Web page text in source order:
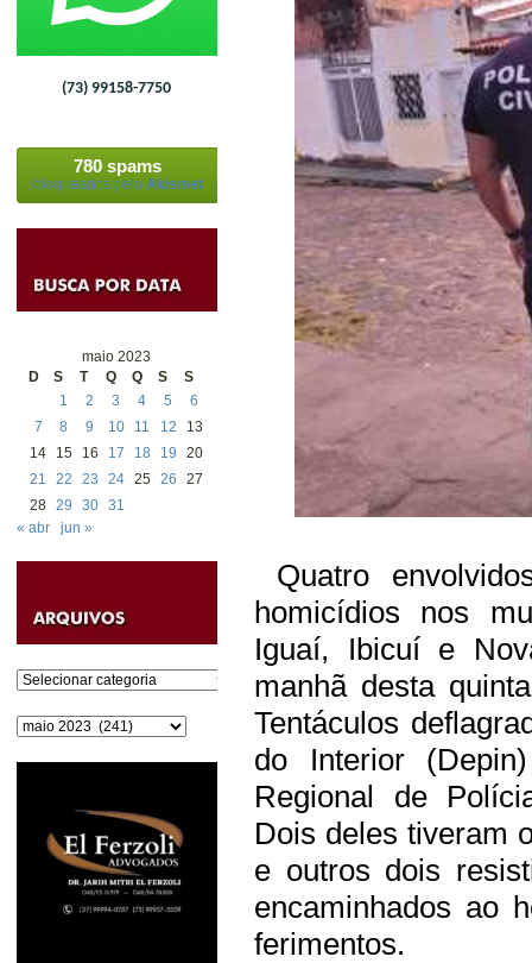
(73) 99158-7750
780 spams
bloqueados pelo Akismet
maio 2023
D
S T Q Q S
S
1
2 3 4 5
6
7
8 9 10 11 12
13
14
15 16 17 18 19
20
21
22 23 24 25 26
27
28 29 30 31
« abr
jun »
Categorias
Arquivos
Quatro
homicídios nos
Iguaí, Ibicuí e
manhã desta
Tentáculos
do Interior
Regional de
Dois deles tiveram
e outros dois
encaminhados ao
ferimentos.